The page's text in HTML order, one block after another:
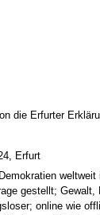
die Erfurter
Erfurt
gestellt; Gewalt,
online wie